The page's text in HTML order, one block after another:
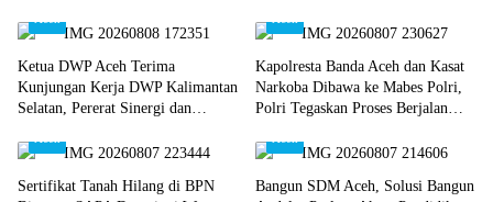
Ketua DWP Aceh Terima
Kunjungan Kerja DWP Kalimantan
Selatan, Pererat Sinergi dan
Kapolresta Banda Aceh dan Kasat
Narkoba Dibawa ke Mabes Polri,
Polri Tegaskan Proses Berjalan
Sertifikat Tanah Hilang di BPN
Bangun SDM Aceh, Solusi Bangun